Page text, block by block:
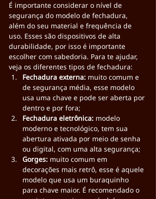
É importante considerar o nível de
segurança do modelo de fechadura,
além do seu material e frequência de
uso. Esses são dispositivos de alta
durabilidade, por isso é importante
escolher com sabedoria. Para te ajudar,
veja os diferentes tipos de fechadura:
Fechadura externa: muito comum e
de segurança média, esse modelo
usa uma chave e pode ser aberta por
dentro e por fora;
Fechadura eletrônica: modelo
moderno e tecnológico, tem sua
abertura ativada por meio de senha
ou digital, com uma alta segurança;
Gorges: muito comum em
decorações mais retrô, esse é aquele
modelo que usa um buraquinho
para chave maior. É recomendado o